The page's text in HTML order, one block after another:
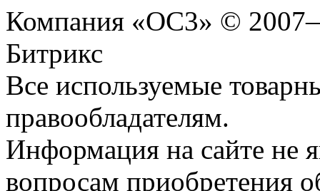
Компания «ОС3» ©
Битрикс
Все используемые
правообладателям.
Информация на сайте не
вопросам приобретения